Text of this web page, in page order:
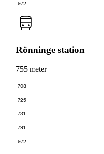
972
Rönninge station
755 meter
708
725
731
791
972